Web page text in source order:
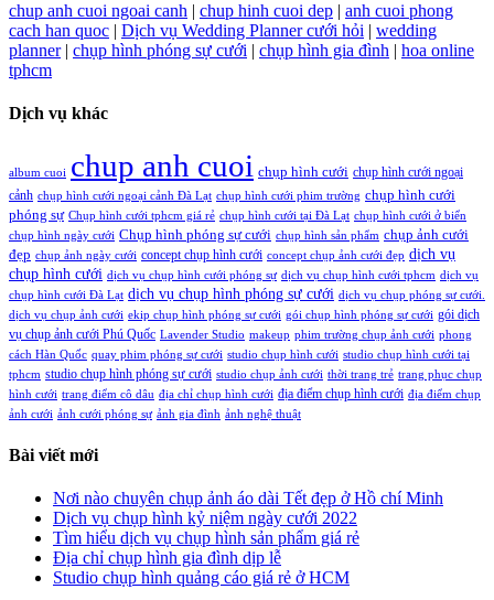
chup anh cuoi ngoai canh | chup hinh cuoi dep | anh cuoi phong
cach han quoc | Dịch vụ Wedding Planner cưới hỏi | wedding
planner| chụp hình phóng sự cưới | chụp hình gia đình | hoa online
tphcm
Dịch vụ khác
album cuoi chup anh cuoi chụp hình cưới chụp hình cưới ngoại
cảnh chụp hình cưới ngoại cảnh Đà Lạt chụp hình cưới phim trường chụp hình cưới
phóng sự Chụp hình cưới tphcm giá rẻ chụp hình cưới tại Đà Lạt chụp hình cưới ở biển
chụp hình ngày cưới Chụp hình phóng sự cưới chụp hình sản phẩm chụp ảnh cưới
đẹp chụp ảnh ngày cưới concept chụp hình cưới concept chụp ảnh cưới đẹp dịch vụ
chụp hình cưới dịch vụ chụp hình cưới phóng sự dịch vụ chụp hình cưới tphcm dịch vụ
chụp hình cưới Đà Lạt dịch vụ chụp hình phóng sự cưới dịch vụ chụp phóng sự cưới.
dịch vụ chụp ảnh cưới ekip chụp hình phóng sự cưới gói chụp hình phóng sự cưới gói dịch
vụ chụp ảnh cưới Phú Quốc Lavender Studio makeup phim trường chụp ảnh cưới phong
cách Hàn Quốc quay phim phóng sự cưới studio chụp hình cưới studio chụp hình cưới tại
tphcm studio chụp hình phóng sự cưới studio chụp ảnh cưới thời trang trẻ trang phục chụp
hình cưới trang điểm cô dâu địa chỉ chụp hình cưới địa điểm chụp hình cưới địa điểm chụp
ảnh cưới ảnh cưới phóng sự ảnh gia đình ảnh nghệ thuật
Bài viết mới
Nơi nào chuyên chụp ảnh áo dài Tết đẹp ở Hồ chí Minh
Dịch vụ chụp hình kỷ niệm ngày cưới 2022
Tìm hiểu dịch vụ chụp hình sản phẩm giá rẻ
Địa chỉ chụp hình gia đình dịp lễ
Studio chụp hình quảng cáo giá rẻ ở HCM